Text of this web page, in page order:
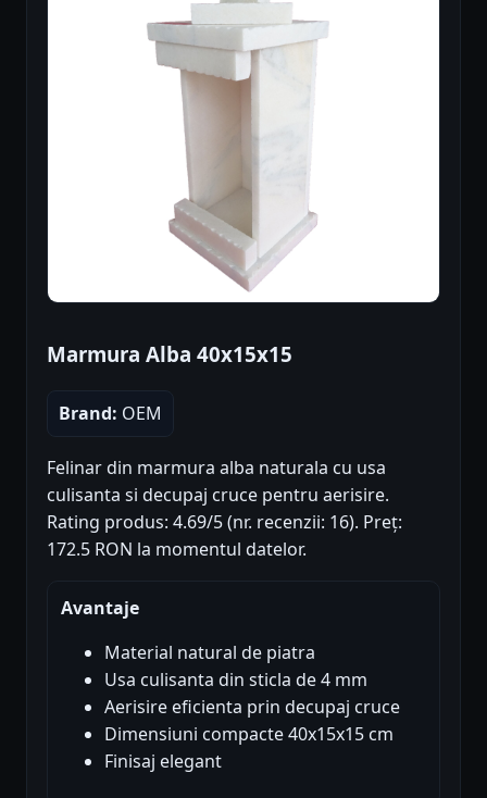
Marmura Alba 40x15x15
Brand: OEM
Felinar din marmura alba naturala cu usa
culisanta si decupaj cruce pentru aerisire.
Rating produs: 4.69/5 (nr. recenzii: 16). Preț:
172.5 RON la momentul datelor.
Avantaje
Material natural de piatra
Usa culisanta din sticla de 4 mm
Aerisire eficienta prin decupaj cruce
Dimensiuni compacte 40x15x15 cm
Finisaj elegant